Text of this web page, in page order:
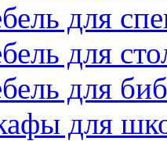
для
для
для
для